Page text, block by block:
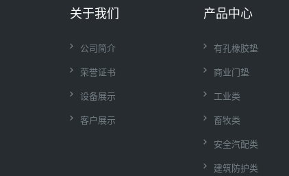
关于我们
公司简介
荣誉证书
设备展示
客户展示
产品中心
有孔橡胶垫
商业门垫
工业类
畜牧类
安全汽配类
建筑防护类